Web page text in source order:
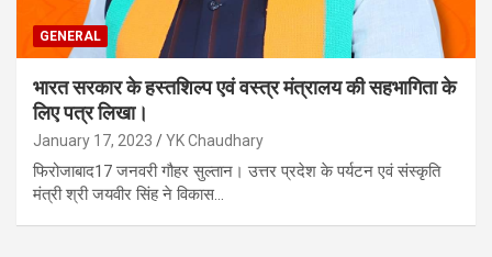
GENERAL
भारत सरकार के हस्तशिल्प एवं वस्त्र मंत्रालय की सहभागिता के
लिए पत्र लिखा।
January 17, 2023 YK Chaudhary
फिरोजाबाद17 जनवरी गौहर सुल्तान। उत्तर प्रदेश के पर्यटन एवं संस्कृति
मंत्री श्री जयवीर सिंह ने विकास…